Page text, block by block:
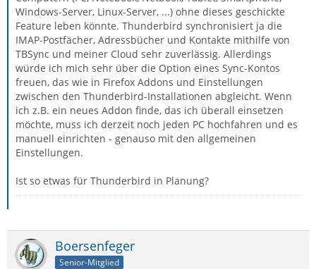
Windows-Server, Linux-Server, ...) ohne dieses geschickte
Feature leben könnte. Thunderbird synchronisiert ja die
IMAP-Postfächer, Adressbücher und Kontakte mithilfe von
TBSync und meiner Cloud sehr zuverlässig. Allerdings
würde ich mich sehr über die Option eines Sync-Kontos
freuen, das wie in Firefox Addons und Einstellungen
zwischen den Thunderbird-Installationen abgleicht. Wenn
ich z.B. ein neues Addon finde, das ich überall einsetzen
möchte, muss ich derzeit noch jeden PC hochfahren und es
manuell einrichten - genauso mit den allgemeinen
Einstellungen.
Ist so etwas für Thunderbird in Planung?
Boersenfeger
Senior-Mitglied